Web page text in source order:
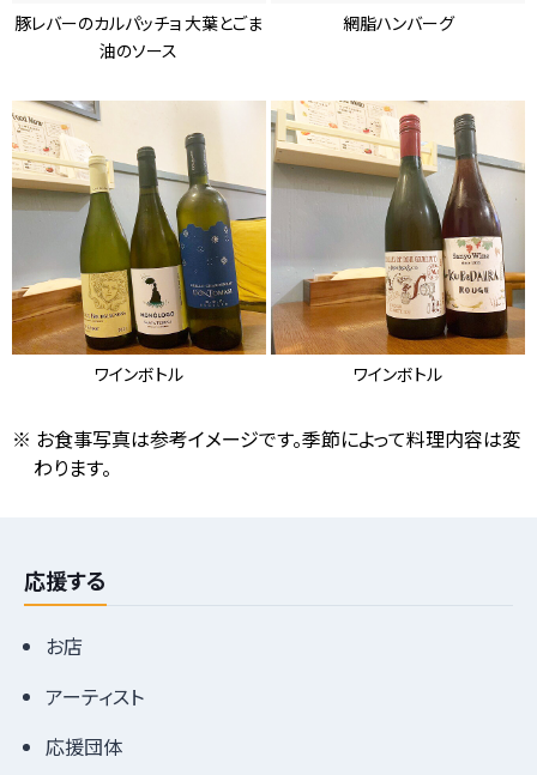
豚レバーのカルパッチョ大葉とごま
油のソース
網脂ハンバーグ
ワインボトル ワインボトル
お食事写真は参考イメージです。季節によって料理内容は変
わります。
応援する
お店
アーティスト
応援団体